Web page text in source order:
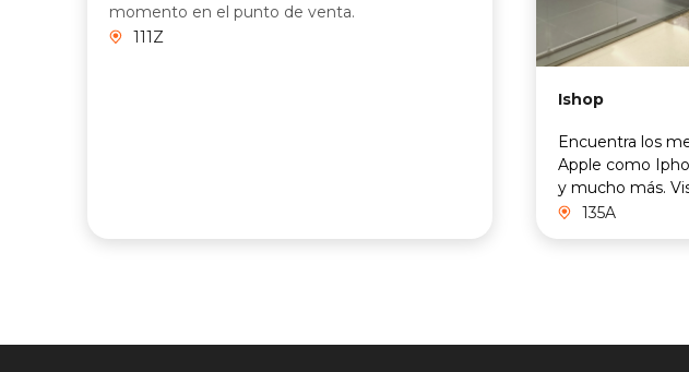
momento en el punto de venta.
111Z
Ishop
Encuentra los
Apple como
y mucho más.
135A